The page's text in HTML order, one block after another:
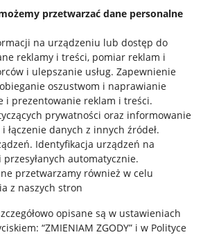
przetwarzać dane personalne
na urządzeniu lub dostęp do
reklamy i treści, pomiar reklam i
i ulepszanie usług. Zapewnienie
oszustwom i naprawianie
i prezentowanie reklam i treści.
prywatności oraz informowanie
łączenie danych z innych źródeł.
. Identyfikacja urządzeń na
automatycznie.
przetwarzamy również w celu
z naszych stron
opisane są w ustawieniach
“ZMIENIAM ZGODY” i w Polityce